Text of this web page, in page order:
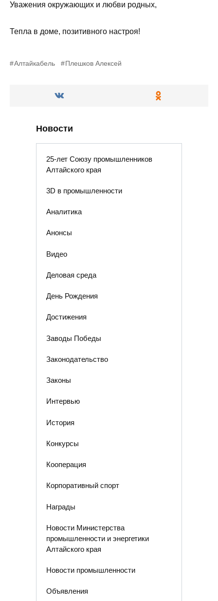
Уважения окружающих и любви родных,
Тепла в доме, позитивного настроя!
Алтайкабель Плешков Алексей
Новости
25-лет Союзу промышленников
Алтайского края
3D в промышленности
Аналитика
Анонсы
Видео
Деловая среда
День Рождения
Достижения
Заводы Победы
Законодательство
Законы
Интервью
История
Конкурсы
Кооперация
Корпоративный спорт
Награды
Новости Министерства
промышленности и энергетики
Алтайского края
Новости промышленности
Объявления